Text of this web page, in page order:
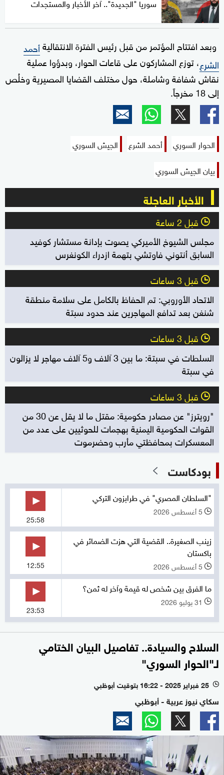
وبعد افتتاح المؤتمر من قبل رئيس الفترة الانتقاليةأحمد
الشرع، توزع المشاركون على قاعات الحوار، وبدؤوا عملية
نقاش شفافة وشاملة، حول مختلف القضايا المصيرية وخلُص
إلى 18 مخرجاً.
الحوار السوري أحمد الشرع
الجيش السوري
بيان الجيش السوري
الأخبار العاجلة
l قبل 2 ساعة
مجلس الشيوخ الأميركي يصوت بإدانة مستشار كوفيد
السابق أنتوني فاوتشي بتهمة ازدراء الكونغرس
l قبل 3 ساعات
الاتحاد الأوروبي: تم الحفاظ بالكامل على سلامة منطقة
شنغن بعد تدافع المهاجرين عند حدود سبتة
l قبل 3 ساعات
السلطات في سبتة: ما بين 3 آلاف و5 آلاف مهاجر لا يزالون
في سبتة
l قبل 3 ساعات
"رويترز" عن مصادر حكومية: مقتل ما لا يقل عن 30 من
القوات الحكومية اليمنية بهجمات للحوثيين على عدد من
المعسكرات بمحافظتي مأرب وحضرموت
بودكاست
"السلطان المصري" في طرابزون التركي
l 5 أغسطس 2026
25:58
زينب الصغيرة.. القضية التي هزت الضمائر في
باكستان
l 5 أغسطس 2026 12:55
ما الفرق بين شخص له قيمة وآخر له ثمن؟
l 31 يوليو 2026
23:53
السلاح والسيادة.. تفاصيل البيان الختامي
لـ"الحوار السوري"
l 25 فبراير 2025 - 16:22 بتوقيت أبوظبي
سكاي نيوز عربية - أبوظبي